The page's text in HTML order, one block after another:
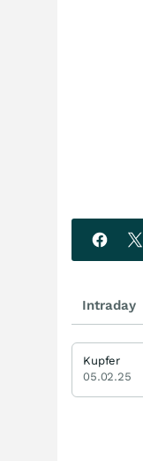
Intraday
Kupfer
05.02.25